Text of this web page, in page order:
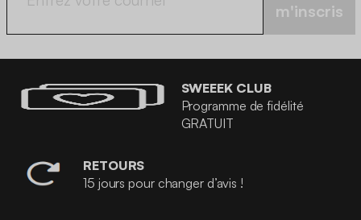
m'inscris
SWEEEK CLUB
Programme de fidélité
GRATUIT
RETOURS
15 jours pour changer d’avis !